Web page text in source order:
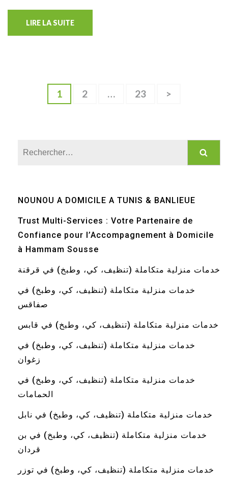
LIRE LA SUITE
Pagination
Page
1 Page
2 … Page
23 >
NOUNOU A DOMICILE A TUNIS & BANLIEUE
Trust Multi-Services : Votre Partenaire de
Confiance pour l’Accompagnement à Domicile
à Hammam Sousse
خدمات منزلية متكاملة (تنظيف، كي، وطبخ) في قرقنة
خدمات منزلية متكاملة (تنظيف، كي، وطبخ) في
صفاقس
خدمات منزلية متكاملة (تنظيف، كي، وطبخ) في قابس
خدمات منزلية متكاملة (تنظيف، كي، وطبخ) في
زغوان
خدمات منزلية متكاملة (تنظيف، كي، وطبخ) في
الحمامات
خدمات منزلية متكاملة (تنظيف، كي، وطبخ) في نابل
خدمات منزلية متكاملة (تنظيف، كي، وطبخ) في بن
قردان
خدمات منزلية متكاملة (تنظيف، كي، وطبخ) في توزر